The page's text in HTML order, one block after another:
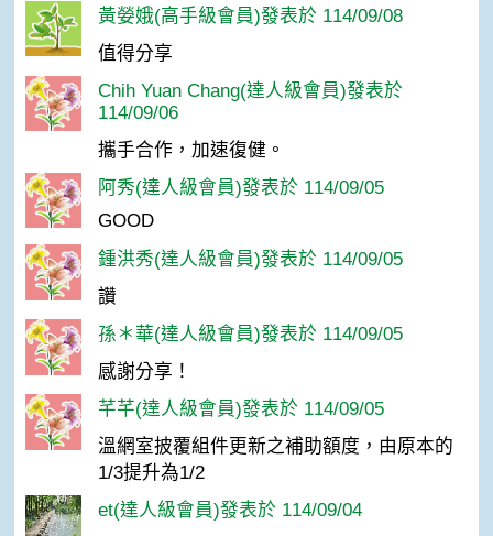
黃嫈娥(高手級會員)發表於 114/09/08
值得分享
Chih Yuan Chang(達人級會員)發表於
114/09/06
攜手合作，加速復健。
阿秀(達人級會員)發表於 114/09/05
GOOD
鍾洪秀(達人級會員)發表於 114/09/05
讚
孫＊華(達人級會員)發表於 114/09/05
感謝分享！
芊芊(達人級會員)發表於 114/09/05
溫網室披覆組件更新之補助額度，由原本的
1/3提升為1/2
et(達人級會員)發表於 114/09/04